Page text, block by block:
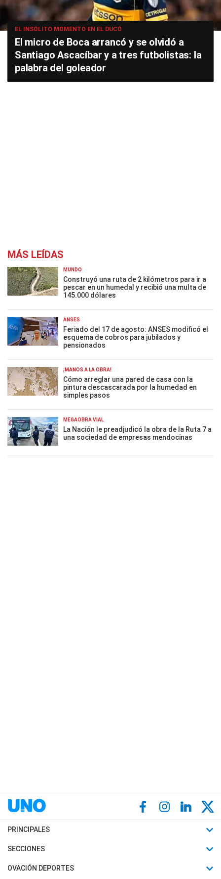
EL INSÓLITO MOMENTO EN EL DUCÓ
El micro de Boca arrancó y se olvidó a
Santiago Ascacíbar y a tres futbolistas: la
palabra del goleador
MÁS LEÍDAS
MUNDO
Construyó una ruta de 2 kilómetros para ir a
pescar en un humedal y recibió una multa de
145.000 dólares
ANSES
Feriado del 17 de agosto: ANSES modificó el
esquema de cobros para jubilados y
pensionados
¡MANOS A LA OBRA!
Cómo arreglar una pared de casa con la
pintura descascarada por la humedad en
simples pasos
MEGAOBRA VIAL
La Nación le preadjudicó la obra de la Ruta 7 a
una sociedad de empresas mendocinas
PRINCIPALES
Últimas Noticias
Política
SECCIONES
Horóscopo
OVACIÓN DEPORTES